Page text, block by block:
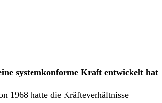
systemkonforme Kraft entwickelt hat
1968 hatte die Kräfteverhältnisse